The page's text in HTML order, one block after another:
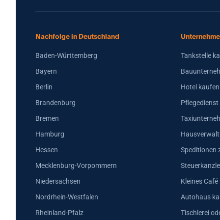
Nachfolge in Deutschland
Baden-Württemberg
Bayern
Berlin
Brandenburg
Bremen
Hamburg
Hessen
Mecklenburg-Vorpommern
Niedersachsen
Nordrhein-Westfalen
Rheinland-Pfalz
Tankstelle
Hotel kaufen
Speditionen
Kleines
Autohaus
Tischlerei